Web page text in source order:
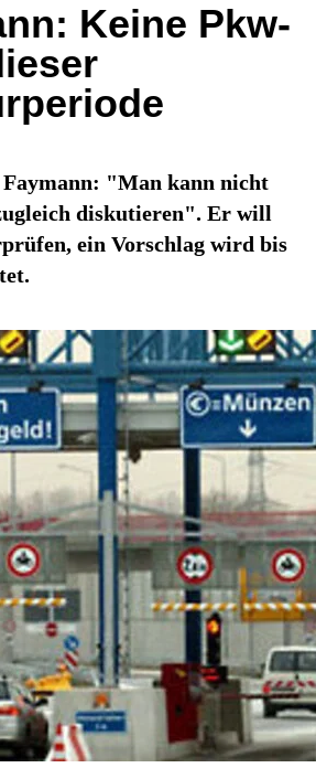
Keine Pkw-
"Man kann nicht
diskutieren". Er will
ein Vorschlag wird bis